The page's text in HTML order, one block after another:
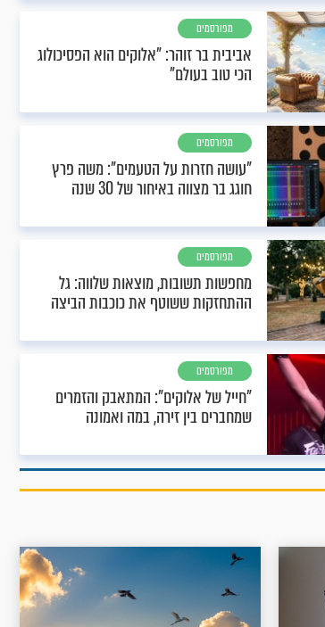
מפורסמים
אביבית בר זוהר: "אלוקים הוא הפסיכולוג
הכי טוב בעולם"
מפורסמים
"עושה חזרות על הטעמים": משה פרץ
חוגג בר מצווה באיחור של 30 שנה
מפורסמים
מחפשות תשובות, מוצאות שלווה: גל
ההתחזקות ששוטף את כוכבות הביצה
מפורסמים
"חייל של אלוקים": המתאבק והזמרים
שמחברים בין זירה, במה ואמונה